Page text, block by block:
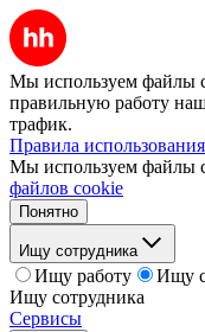
Мы используем файлы
правильную работу
трафик.
Правила
Мы используем файлы
файлов cookie
Понятно
Ищу сотрудника
Ищу работу
Ищу
Ищу сотрудника
Сервисы